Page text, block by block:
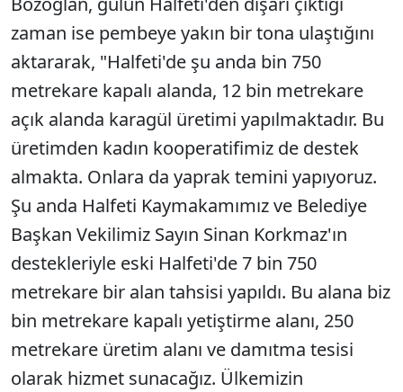
zaman ise pembeye yakın bir tona ulaştığını
aktararak, "Halfeti'de şu anda bin 750
metrekare kapalı alanda, 12 bin metrekare
açık alanda karagül üretimi yapılmaktadır. Bu
üretimden kadın kooperatifimiz de destek
almakta. Onlara da yaprak temini yapıyoruz.
Şu anda Halfeti Kaymakamımız ve Belediye
Başkan Vekilimiz Sayın Sinan Korkmaz'ın
destekleriyle eski Halfeti'de 7 bin 750
metrekare bir alan tahsisi yapıldı. Bu alana biz
bin metrekare kapalı yetiştirme alanı, 250
metrekare üretim alanı ve damıtma tesisi
olarak hizmet sunacağız. Ülkemizin